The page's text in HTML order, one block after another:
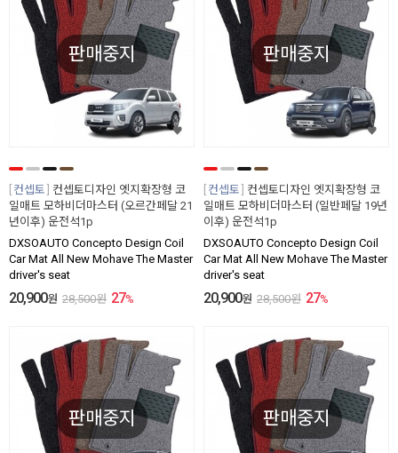
판매중지
컨셉토
컨셉토디자인 엣지확장형 코
일매트 모하비더마스터 (오르간페달 21
년이후) 운전석1p
DXSOAUTO Concepto Design Coil
Car Mat All New Mohave The Master
driver's seat
20,900원 28,500원 27%
판매중지
컨셉토
컨셉토디자인 엣지확장형 코
일매트 모하비더마스터 (일반페달 19년
이후) 운전석1p
DXSOAUTO Concepto Design Coil
Car Mat All New Mohave The Master
driver's seat
20,900원 28,500원 27%
판매중지 판매중지